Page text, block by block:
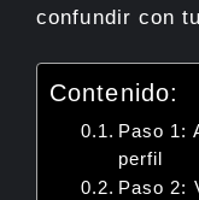
confundir con
Contenido:
Paso 1:
perfil
Paso 2: